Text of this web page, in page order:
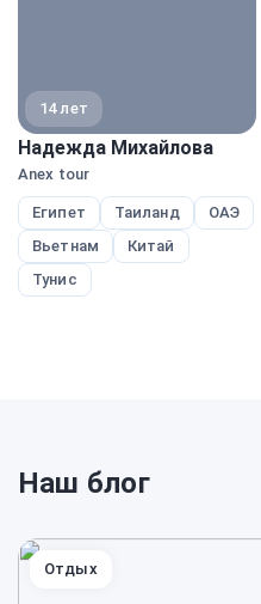
14 лет
Надежда Михайлова
Anex tour
Египет Таиланд
ОАЭ
Вьетнам
Китай
Тунис
Наш блог
Отдых